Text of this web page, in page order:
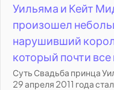
Уильяма и Кейт
произошел
нарушивший
который почти
Суть Свадьба принца
29 апреля 2011 года